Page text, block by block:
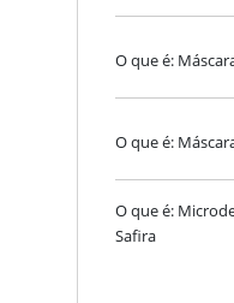
O que é:
O que é:
O que é:
Safira